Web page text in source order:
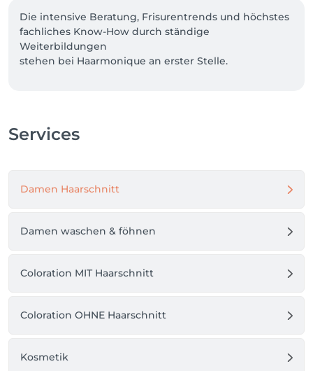
Die intensive Beratung, Frisurentrends und höchstes
fachliches Know-How durch ständige
Weiterbildungen
stehen bei Haarmonique an erster Stelle.
perfekte Ergebnis erreichen, eine Typveränderung
Qualität, Perfektion, optimaler Service sowie
uns selbstverständlich.
lebendig sind wie Sie.
Services
Damen Haarschnitt
Damen waschen & föhnen
Coloration MIT Haarschnitt
Coloration OHNE Haarschnitt
Kosmetik